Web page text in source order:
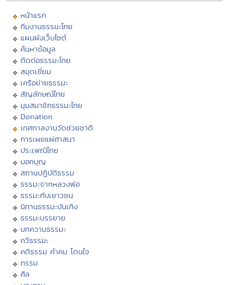
หน้าแรก
ทีมงานธรรมะไทย
แผนผังเว็บไซต์
ค้นหาข้อมูล
ติดต่อธรรมะไทย
สมุดเยี่ยม
เครือข่ายธรรมะ
สัญลักษณ์ไทย
มุมสมาชิกธรรมะไทย
Donation
เทศกาลงานวัดช่วยชาติ
การเผยแผ่ศาสนา
ประเพณีไทย
บอกบุญ
สถานปฏิบัติธรรม
ธรรมะจากหลวงพ่อ
ธรรมะกับเยาวชน
นิทานธรรมะบันเทิง
ธรรมะบรรยาย
บทความธรรมะ
กวีธรรมะ
คติธรรม คำคม โดนใจ
กรรม
ศีล